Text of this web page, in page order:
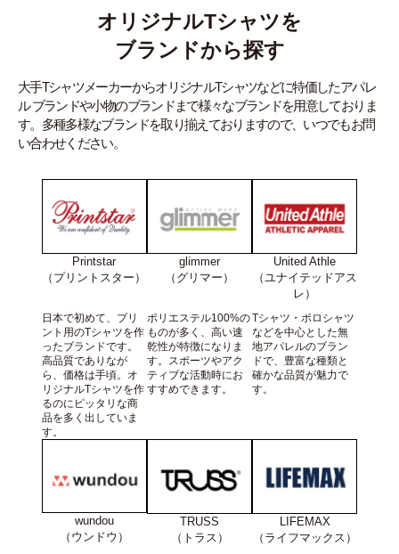
オリジナルTシャツを
ブランドから探す
大手TシャツメーカーからオリジナルTシャツなどに特価したアパレ
ル ブランドや小物のブランドまで様々なブランドを用意しておりま
す。多種多様なブランドを取り揃えておりますので、いつでもお問
い合わせください。
Printstar
（プリントスター）
日本で初めて、プリ
ント用のTシャツを作
ったブランドです。
高品質でありなが
ら、価格は手頃。オ
リジナルTシャツを作
るのにピッタリな商
品を多く出していま
す。
glimmer
（グリマー）
ポリエステル100%の
ものが多く、高い速
乾性が特徴になりま
す。スポーツやアク
ティブな活動時にお
すすめできます。
United Athle
（ユナイテッドアス
レ）
Tシャツ・ポロシャツ
などを中心とした無
地アパレルのブラン
ドで、豊富な種類と
確かな品質が魅力で
す。
wundou
（ウンドウ）
TRUSS
（トラス）
LIFEMAX
（ライフマックス）